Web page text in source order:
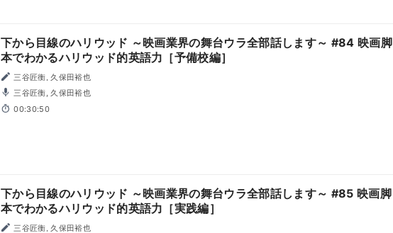
下から目線のハリウッド ～映画業界の舞台ウラ全部話します～ #84 映画脚
本でわかるハリウッド的英語力［予備校編］
三谷匠衡, 久保田裕也
三谷匠衡, 久保田裕也
00:30:50
下から目線のハリウッド ～映画業界の舞台ウラ全部話します～ #85 映画脚
本でわかるハリウッド的英語力［実践編］
三谷匠衡, 久保田裕也